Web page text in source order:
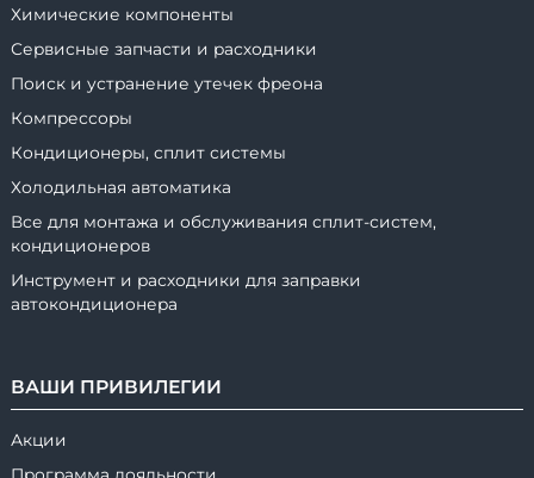
Химические компоненты
Сервисные запчасти и расходники
Поиск и устранение утечек фреона
Компрессоры
Кондиционеры, сплит системы
Холодильная автоматика
Все для монтажа и обслуживания сплит-систем,
кондиционеров
Инструмент и расходники для заправки
автокондиционера
ВАШИ ПРИВИЛЕГИИ
Акции